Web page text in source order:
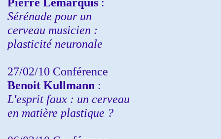
Sérénade pour un
cerveau musicien :
plasticité neuronale
27/02/10 Conférence
Benoit Kullmann :
L'esprit faux : un cerveau
en matière plastique ?